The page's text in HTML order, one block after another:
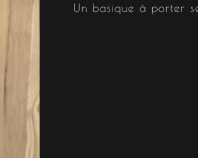
Un basique à porter